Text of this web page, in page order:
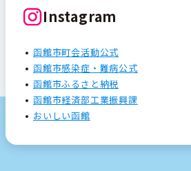
Instagram
函館市町会活動公式
函館市感染症・難病公式
函館市ふるさと納税
函館市経済部工業振興課
おいしい函館